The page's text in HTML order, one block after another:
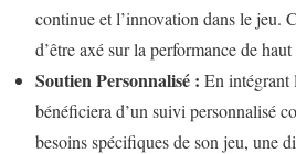
continue et l’innovation dans le jeu.
d’être axé sur la performance de
Soutien Personnalisé : En intégrant
bénéficiera d’un suivi personnalisé
besoins spécifiques de son jeu, une